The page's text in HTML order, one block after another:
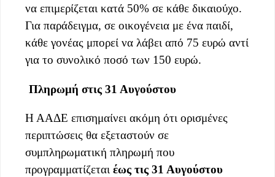
να επιμερίζεται κατά 50% σε κάθε δικαιούχο.
Για παράδειγμα, σε οικογένεια με ένα παιδί,
κάθε γονέας μπορεί να λάβει από 75 ευρώ αντί
για το συνολικό ποσό των 150 ευρώ.
Πληρωμή στις 31 Αυγούστου
Η ΑΑΔΕ επισημαίνει ακόμη ότι ορισμένες
περιπτώσεις θα εξεταστούν σε
συμπληρωματική πληρωμή που
προγραμματίζεται έως τις 31 Αυγούστου